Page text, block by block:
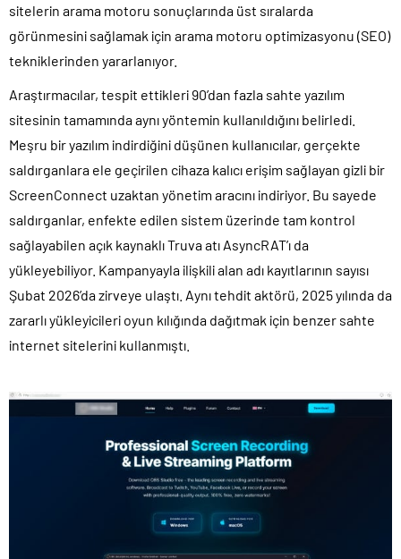
sitelerin arama motoru sonuçlarında üst sıralarda
görünmesini sağlamak için arama motoru optimizasyonu (SEO)
tekniklerinden yararlanıyor.
Araştırmacılar, tespit ettikleri 90’dan fazla sahte yazılım
sitesinin tamamında aynı yöntemin kullanıldığını belirledi.
Meşru bir yazılım indirdiğini düşünen kullanıcılar, gerçekte
saldırganlara ele geçirilen cihaza kalıcı erişim sağlayan gizli bir
ScreenConnect uzaktan yönetim aracını indiriyor. Bu sayede
saldırganlar, enfekte edilen sistem üzerinde tam kontrol
sağlayabilen açık kaynaklı Truva atı AsyncRAT’ı da
yükleyebiliyor. Kampanyayla ilişkili alan adı kayıtlarının sayısı
Şubat 2026’da zirveye ulaştı. Aynı tehdit aktörü, 2025 yılında da
zararlı yükleyicileri oyun kılığında dağıtmak için benzer sahte
internet sitelerini kullanmıştı.